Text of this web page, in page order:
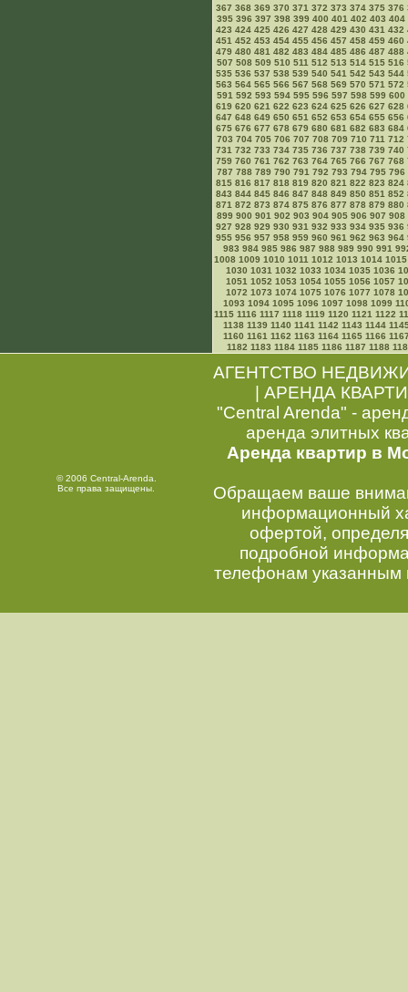
367 368 369 370 371 372 373 374 375 376
395 396 397 398 399 400 401 402 403 404
423 424 425 426 427 428 429 430 431 432
451 452 453 454 455 456 457 458 459 460
479 480 481 482 483 484 485 486 487 488
507 508 509 510 511 512 513 514 515 516
535 536 537 538 539 540 541 542 543 544
563 564 565 566 567 568 569 570 571 572
591 592 593 594 595 596 597 598 599 600
619 620 621 622 623 624 625 626 627 628
647 648 649 650 651 652 653 654 655 656
675 676 677 678 679 680 681 682 683 684
703 704 705 706 707 708 709 710 711 712
731 732 733 734 735 736 737 738 739 740
759 760 761 762 763 764 765 766 767 768
787 788 789 790 791 792 793 794 795 796
815 816 817 818 819 820 821 822 823 824
843 844 845 846 847 848 849 850 851 852
871 872 873 874 875 876 877 878 879 880
899 900 901 902 903 904 905 906 907 908
927 928 929 930 931 932 933 934 935 936
955 956 957 958 959 960 961 962 963 964
983 984 985 986 987 988 989 990 991
1008 1009 1010 1011 1012 1013 1014 1015
1030 1031 1032 1033 1034 1035 1036
1051 1052 1053 1054 1055 1056 1057
1072 1073 1074 1075 1076 1077 1078
1093 1094 1095 1096 1097 1098 1099
1115 1116 1117 1118 1119 1120 1121 1122
1138 1139 1140 1141 1142 1143 1144
1160 1161 1162 1163 1164 1165 1166
1182 1183 1184 1185 1186 1187 1188
© 2006 Central-Arenda.
Все права защищены.
АГЕНТСТВО
|АРЕНДА
"Central Arenda" -
аренда элитных
Аренда квартир в
Обращаем ваше
информационный
офертой,
подробной
телефонам указанным